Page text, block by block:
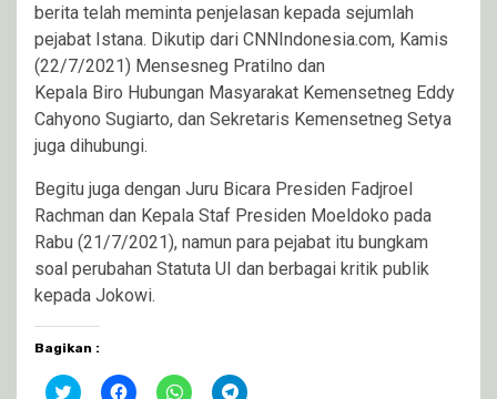
berita telah meminta penjelasan kepada sejumlah
pejabat Istana. Dikutip dari CNNIndonesia.com, Kamis
(22/7/2021) Mensesneg Pratilno dan
Kepala Biro Hubungan Masyarakat Kemensetneg Eddy
Cahyono Sugiarto, dan Sekretaris Kemensetneg Setya
juga dihubungi.
Begitu juga dengan Juru Bicara Presiden Fadjroel
Rachman dan Kepala Staf Presiden Moeldoko pada
Rabu (21/7/2021), namun para pejabat itu bungkam
soal perubahan Statuta UI dan berbagai kritik publik
kepada Jokowi.
Bagikan :
Klik Klik Klik Klik